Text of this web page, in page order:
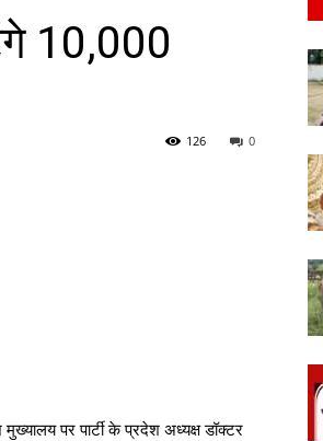
10,000
0
126
पर पार्टी के प्रदेश अध्यक्ष डॉक्टर